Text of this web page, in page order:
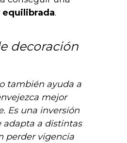
equilibrada.
decoración
también ayuda a
mejor
Es una inversión
adapta a distintas
perder vigencia